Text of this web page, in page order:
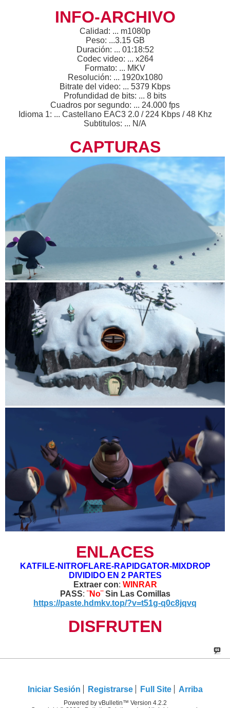
INFO-ARCHIVO
Calidad: ... m1080p
Peso: ...3.15 GB
Duración: ... 01:18:52
Codec video: ... x264
Formato: ... MKV
Resolución: ... 1920x1080
Bitrate del video: ... 5379 Kbps
Profundidad de bits: ... 8 bits
Cuadros por segundo: ... 24.000 fps
Idioma 1: ... Castellano EAC3 2.0 / 224 Kbps / 48 Khz
Subtitulos: ... N/A
CAPTURAS
ENLACES
KATFILE-NITROFLARE-RAPIDGATOR-MIXDROP
DIVIDIDO EN 2 PARTES
Extraer con: WINRAR
PASS: ¨No¨ Sin Las Comillas
https://paste.hdmkv.top/?v=t51g-q0c8jqvq
DISFRUTEN
Iniciar Sesión Registrarse Full Site Arriba
Powered by vBulletin™ Version 4.2.2